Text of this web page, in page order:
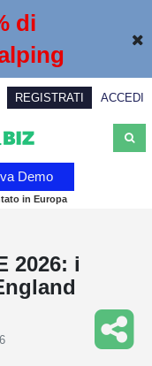
di
REGISTRATI ACCEDI
Demo
in Europa
2026: i